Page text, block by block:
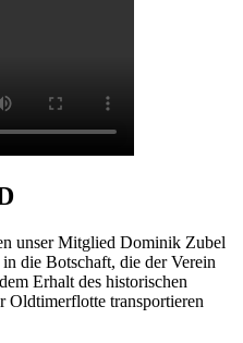
unser Mitglied Dominik Zubel
die Botschaft, die der Verein
Erhalt des historischen
Oldtimerflotte transportieren